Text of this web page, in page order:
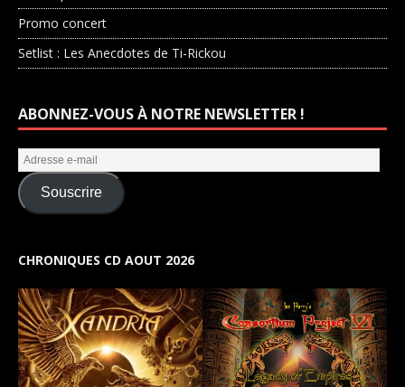
Promo concert
Setlist : Les Anecdotes de Ti-Rickou
ABONNEZ-VOUS À NOTRE NEWSLETTER !
Souscrire
CHRONIQUES CD AOUT 2026